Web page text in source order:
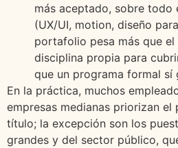
más aceptado, sobre todo
(UX/UI, motion, diseño
portafolio pesa más que el
disciplina propia para
que un programa formal sí
En la práctica, muchos
empresas medianas priorizan
título; la excepción son los
grandes y del sector público,